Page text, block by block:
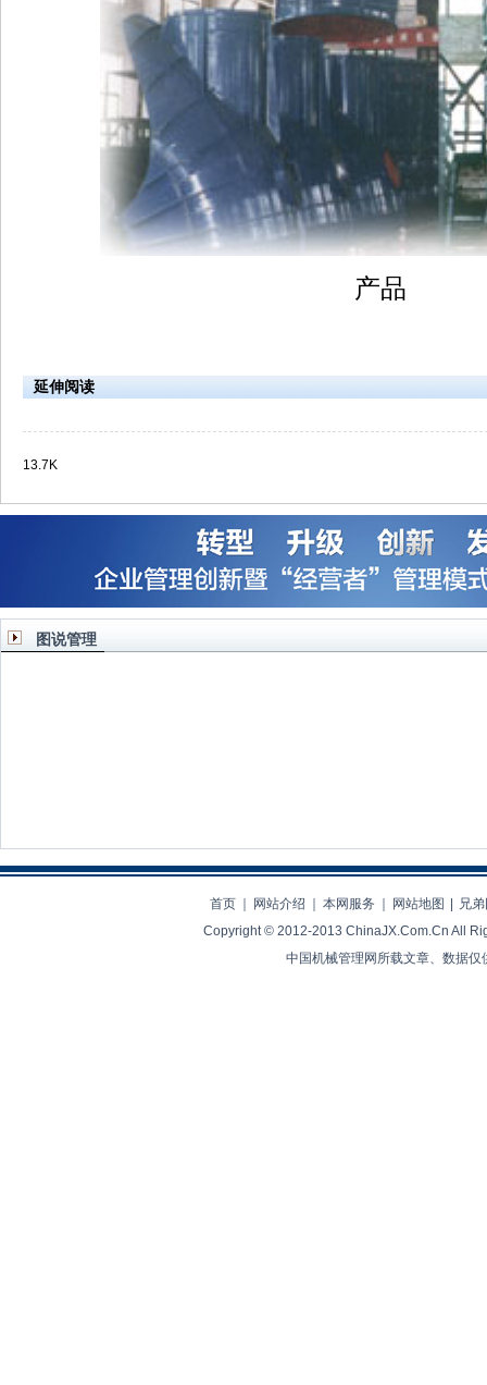
产品
延伸阅读
13.7K
图说管理
首页 ｜ 网站介绍 ｜ 本网服务 ｜ 网站地图 | 兄
Copyright © 2012-2013 ChinaJX.Com.Cn All
中国机械管理网所载文章、数据